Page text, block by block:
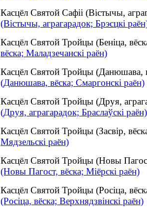
Касцёл Святой Сафіі (Вістычы,
(Вістычы, аграгарадок; Брэсцкі
Касцёл Святой Тройцы (Беніца,
вёска; Маладзечанскі раён)
Касцёл Святой Тройцы (Данюшава,
(Данюшава, вёска; Смаргонскі раён)
Касцёл Святой Тройцы (Друя,
(Друя, аграгарадок; Браслаўскі раён)
Касцёл Святой Тройцы (Засвір,
Мядзельскі раён)
Касцёл Святой Тройцы (Новы
(Новы Пагост, вёска; Міёрскі раён)
Касцёл Святой Тройцы (Росіца,
(Росіца, вёска; Верхнядзвінскі раён)